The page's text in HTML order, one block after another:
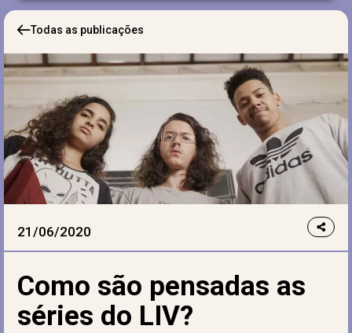
Todas as publicações
21/06/2020
Como são pensadas as
séries do LIV?